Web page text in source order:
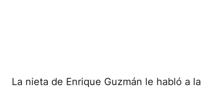
La nieta de Enrique Guzmán le habló a la